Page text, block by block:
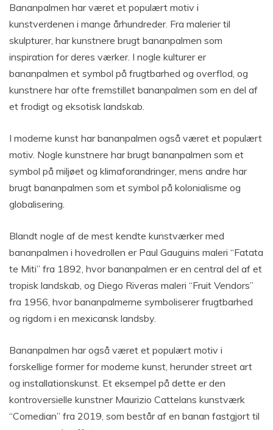
Bananpalmen har været et populært motiv i
kunstverdenen i mange århundreder. Fra malerier til
skulpturer, har kunstnere brugt bananpalmen som
inspiration for deres værker. I nogle kulturer er
bananpalmen et symbol på frugtbarhed og overflod, og
kunstnere har ofte fremstillet bananpalmen som en del af
et frodigt og eksotisk landskab.
I moderne kunst har bananpalmen også været et populært
motiv. Nogle kunstnere har brugt bananpalmen som et
symbol på miljøet og klimaforandringer, mens andre har
brugt bananpalmen som et symbol på kolonialisme og
globalisering.
Blandt nogle af de mest kendte kunstværker med
bananpalmen i hovedrollen er Paul Gauguins maleri “Fatata
te Miti” fra 1892, hvor bananpalmen er en central del af et
tropisk landskab, og Diego Riveras maleri “Fruit Vendors”
fra 1956, hvor bananpalmerne symboliserer frugtbarhed
og rigdom i en mexicansk landsby.
Bananpalmen har også været et populært motiv i
forskellige former for moderne kunst, herunder street art
og installationskunst. Et eksempel på dette er den
kontroversielle kunstner Maurizio Cattelans kunstværk
“Comedian” fra 2019, som består af en banan fastgjort til